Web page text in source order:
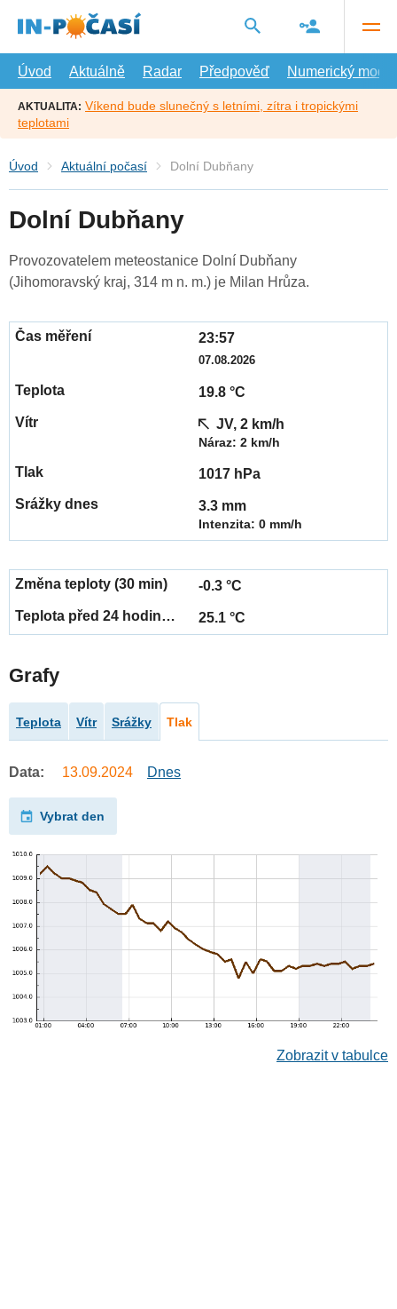
hlavní
Úvod
Aktuálně Radar Předpověď Numerický model
AKTUALITA: Víkend bude slunečný s letními, zítra i tropickými
teplotami
Úvod Aktuální počasí Dolní Dubňany
Dolní Dubňany
Provozovatelem meteostanice Dolní Dubňany
(Jihomoravský kraj, 314 m n. m.) je Milan Hrůza.
23:57
07.08.2026
19.8 °C
JV, 2 km/h
Náraz: 2 km/h
1017 hPa
3.3 mm
Intenzita: 0 mm/h
-0.3 °C
25.1 °C
Grafy
Teplota Vítr Srážky Tlak
Data: 13.09.2024 Dnes
Vybrat den
Zobrazit v tabulce